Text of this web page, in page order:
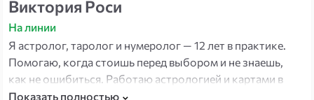
Виктория Роси
На линии
Я астролог, таролог и нумеролог — 12 лет в практике.
Помогаю, когда стоишь перед выбором и не знаешь,
как не ошибиться. Работаю астрологией и картами в
связке: не только прогноз, но и конкретные
Показать полностью